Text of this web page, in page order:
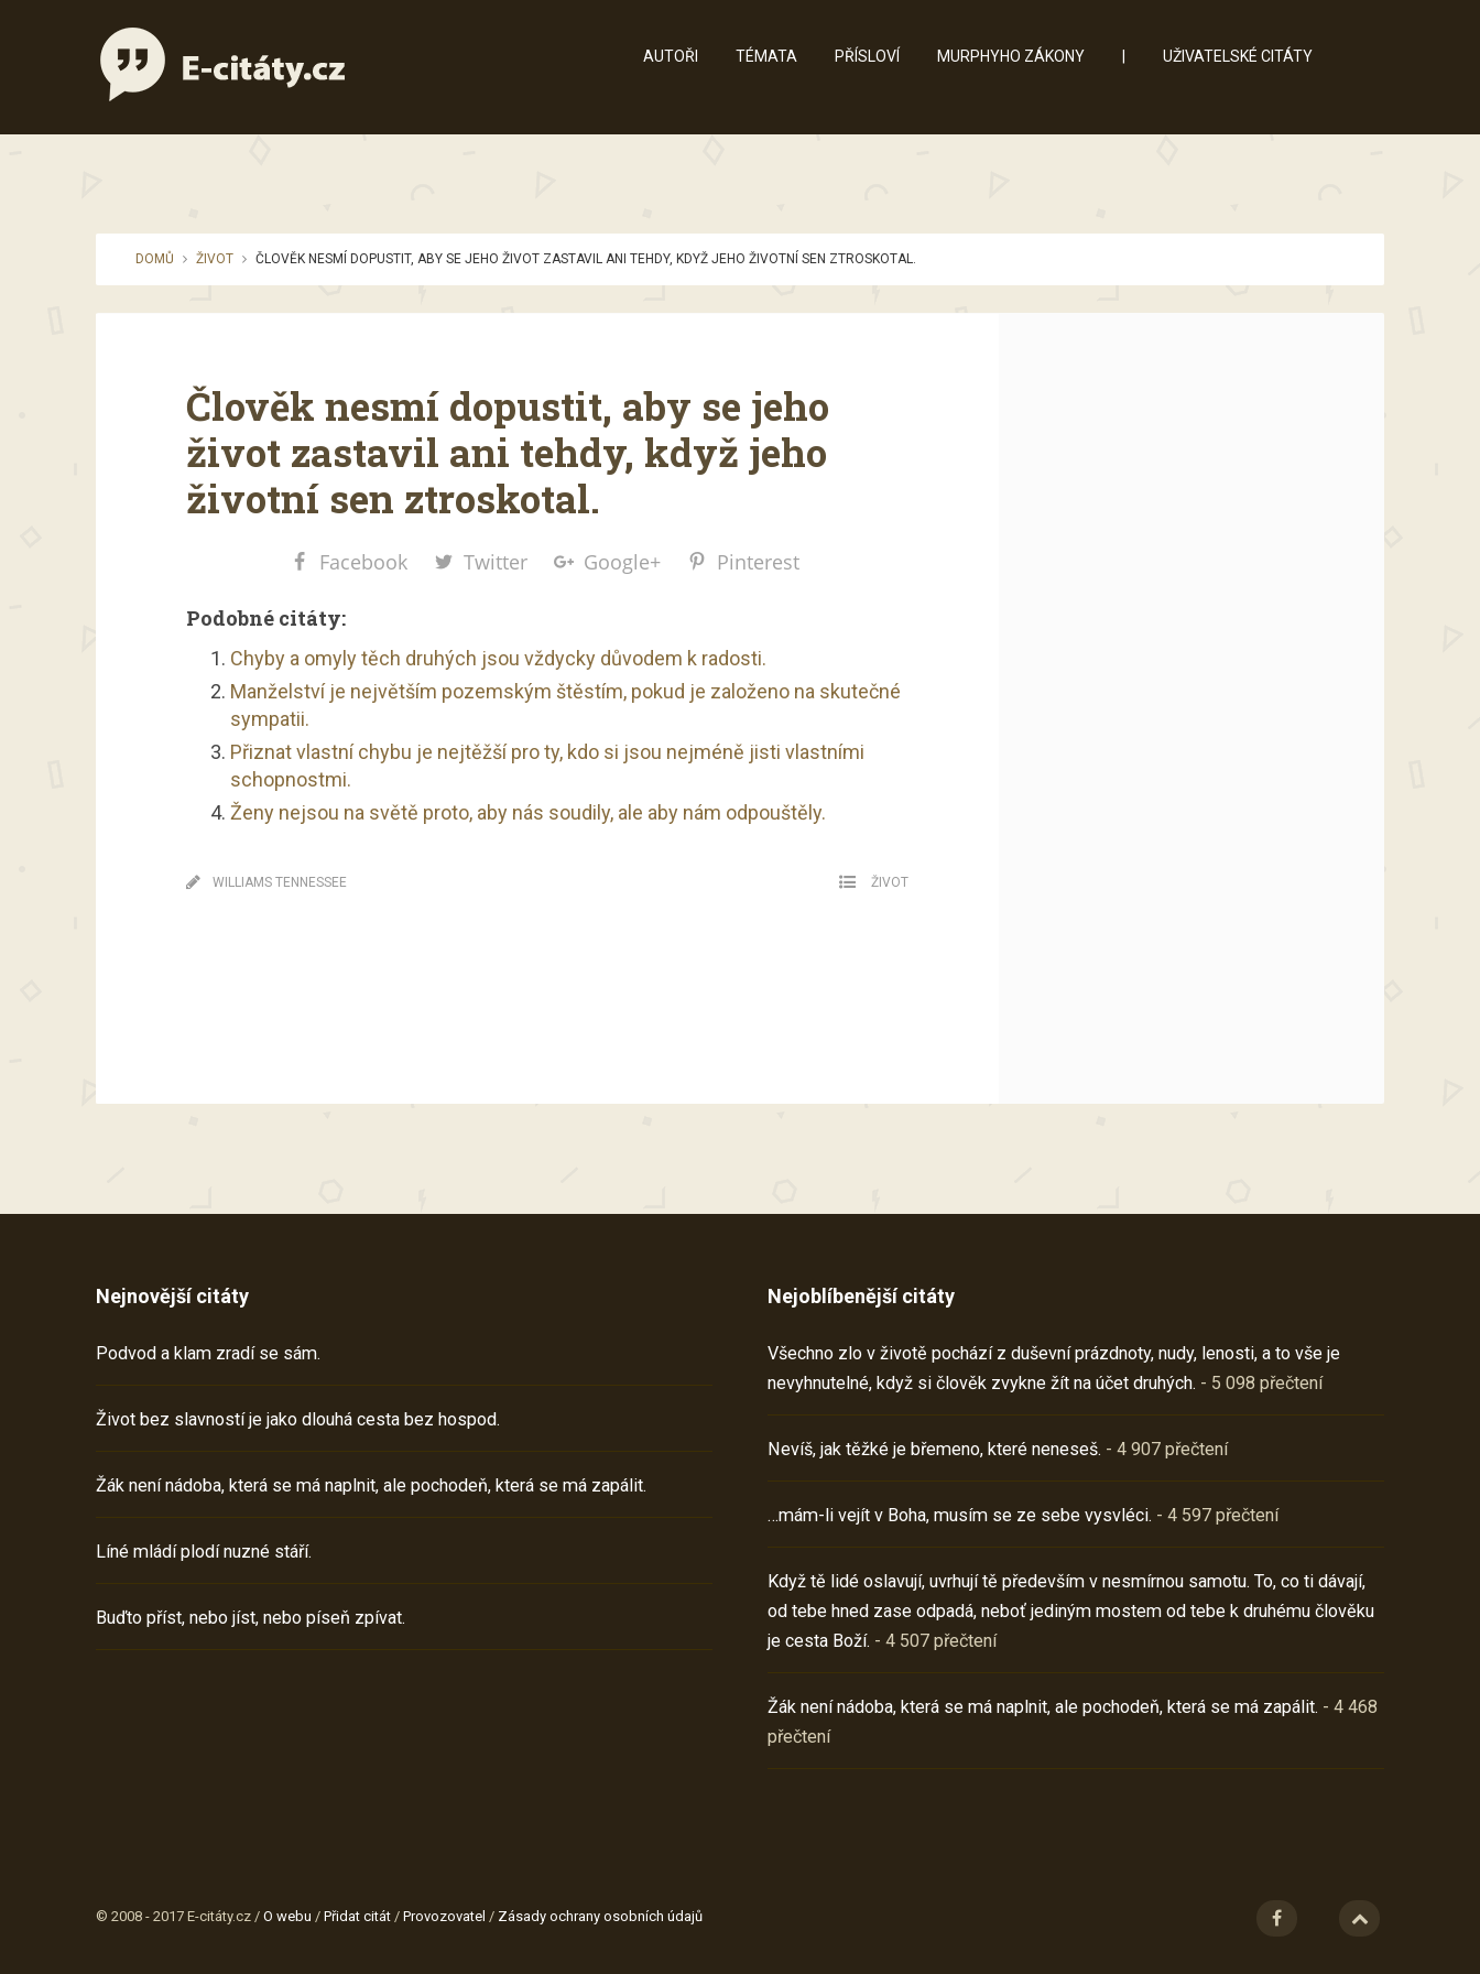
AUTOŘI TÉMATA PŘÍSLOVÍ MURPHYHO ZÁKONY UŽIVATELSKÉ CITÁTY
DOMŮ ŽIVOT ČLOVĚK NESMÍ DOPUSTIT, ABY SE JEHO ŽIVOT ZASTAVIL ANI TEHDY, KDYŽ JEHO ŽIVOTNÍ SEN ZTROSKOTAL.
Člověk nesmí dopustit, aby se jeho
život zastavil ani tehdy, když jeho
životní sen ztroskotal.
Facebook Twitter Google+ Pinterest
Podobné citáty:
Chyby a omyly těch druhých jsou vždycky důvodem k radosti.
Manželství je největším pozemským štěstím, pokud je založeno na skutečné
sympatii.
Přiznat vlastní chybu je nejtěžší pro ty, kdo si jsou nejméně jisti vlastními
schopnostmi.
Ženy nejsou na světě proto, aby nás soudily, ale aby nám odpouštěly.
WILLIAMS TENNESSEE ŽIVOT
Nejnovější citáty
Podvod a klam zradí se sám.
Život bez slavností je jako dlouhá cesta bez hospod.
Žák není nádoba, která se má naplnit, ale pochodeň, která se má zapálit.
Líné mládí plodí nuzné stáří.
Buďto příst, nebo jíst, nebo píseň zpívat.
Nejoblíbenější citáty
Všechno zlo v životě pochází z duševní prázdnoty, nudy, lenosti, a to vše je
nevyhnutelné, když si člověk zvykne žít na účet druhých. - 5 098 přečtení
Nevíš, jak těžké je břemeno, které neneseš. - 4 907 přečtení
…mám-li vejít v Boha, musím se ze sebe vysvléci. - 4 597 přečtení
Když tě lidé oslavují, uvrhují tě především v nesmírnou samotu. To, co ti dávají,
od tebe hned zase odpadá, neboť jediným mostem od tebe k druhému člověku
je cesta Boží. - 4 507 přečtení
Žák není nádoba, která se má naplnit, ale pochodeň, která se má zapálit. - 4 468
přečtení
© 2008 - 2017 E-citáty.cz / O webu / Přidat citát / Provozovatel / Zásady ochrany osobních údajů